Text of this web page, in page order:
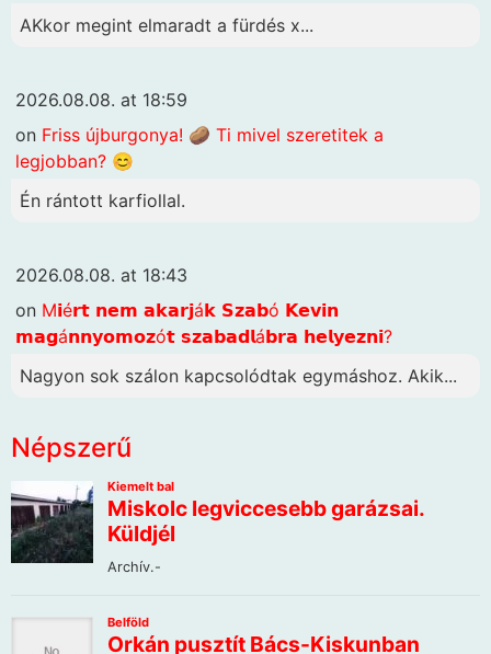
AKkor megint elmaradt a fürdés x...
2026.08.08. at 18:59
on Friss újburgonya! 🥔 Ti mivel szeretitek a
legjobban? 😊
Én rántott karfiollal.
2026.08.08. at 18:43
on M𝗶é𝗿𝘁 𝗻𝗲𝗺 𝗮𝗸𝗮𝗿𝗷á𝗸 𝗦𝘇𝗮𝗯ó 𝗞𝗲𝘃𝗶𝗻
𝗺𝗮𝗴á𝗻𝗻𝘆𝗼𝗺𝗼𝘇ó𝘁 𝘀𝘇𝗮𝗯𝗮𝗱𝗹á𝗯𝗿𝗮 𝗵𝗲𝗹𝘆𝗲𝘇𝗻𝗶?
Nagyon sok szálon kapcsolódtak egymáshoz. Akik...
Népszerű